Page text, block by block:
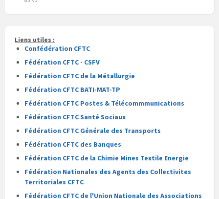
fichier
fichier
Liens utiles :
Confédération CFTC
Fédération CFTC - CSFV
Fédération CFTC de la Métallurgie
Fédération CFTC BATI-MAT-TP
Fédération CFTC Postes & Télécommmunications
Fédération CFTC Santé Sociaux
Fédération CFTC Générale des Transports
Fédération CFTC des Banques
Fédération CFTC de la Chimie Mines Textile Energie
Fédération Nationales des Agents des Collectivites
Territoriales CFTC
Fédération CFTC de l'Union Nationale des Associations